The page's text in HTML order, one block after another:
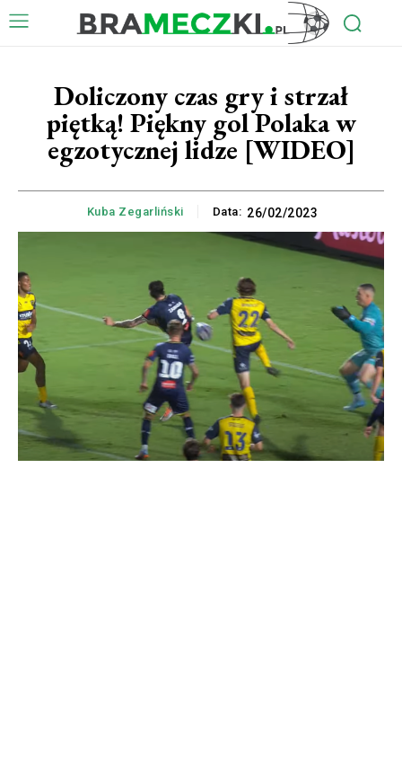
Doliczony czas gry i strzał
piętką! Piękny gol Polaka w
egzotycznej lidze [WIDEO]
Kuba Zegarliński Data: 26/02/2023